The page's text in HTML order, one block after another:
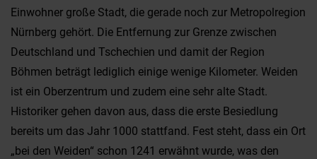
Einwohner große Stadt, die gerade noch zur Metropolregion
Nürnberg gehört. Die Entfernung zur Grenze zwischen
Deutschland und Tschechien und damit der Region
Böhmen beträgt lediglich einige wenige Kilometer. Weiden
ist ein Oberzentrum und zudem eine sehr alte Stadt.
Historiker gehen davon aus, dass die erste Besiedlung
bereits um das Jahr 1000 stattfand. Fest steht, dass ein Ort
„bei den Weiden“ schon 1241 erwähnt wurde, was den